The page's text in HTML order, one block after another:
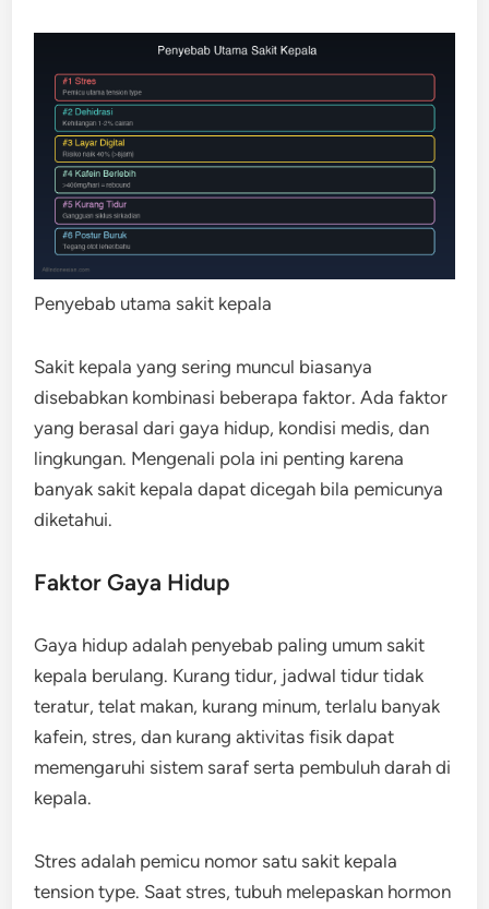
Penyebab utama sakit kepala
Sakit kepala yang sering muncul biasanya
disebabkan kombinasi beberapa faktor. Ada faktor
yang berasal dari gaya hidup, kondisi medis, dan
lingkungan. Mengenali pola ini penting karena
banyak sakit kepala dapat dicegah bila pemicunya
diketahui.
Faktor Gaya Hidup
Gaya hidup adalah penyebab paling umum sakit
kepala berulang. Kurang tidur, jadwal tidur tidak
teratur, telat makan, kurang minum, terlalu banyak
kafein, stres, dan kurang aktivitas fisik dapat
memengaruhi sistem saraf serta pembuluh darah di
kepala.
Stres adalah pemicu nomor satu sakit kepala
tension type. Saat stres, tubuh melepaskan hormon